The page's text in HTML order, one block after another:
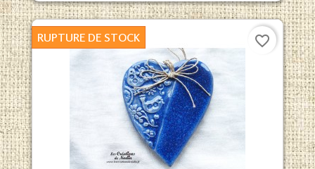
RUPTURE DE STOCK favorite_border